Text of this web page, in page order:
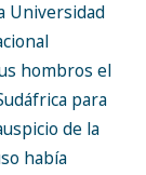
Universidad
hombros el
para
de la
había